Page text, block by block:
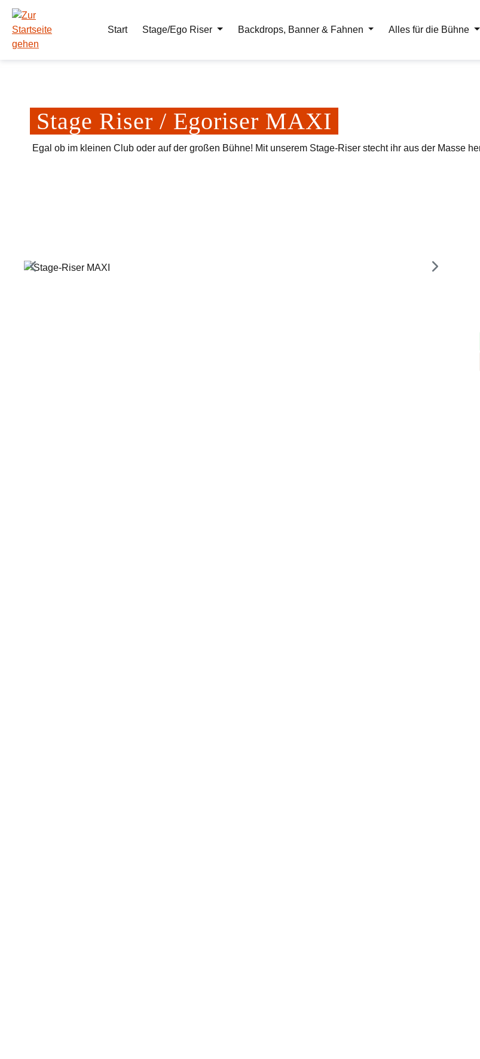
Hauptinhalt springen
Zur Suche springen
Zur Hauptnavigation springen
Start
Stage/Ego Riser Backdrops, Banner & Fahnen Alles für die Bühne
Stage Riser / Egoriser MAXI
Egal ob im kleinen Club oder auf der großen Bühne! Mit unserem Stage-Riser stecht ihr aus der Masse
Bildergalerie überspringen